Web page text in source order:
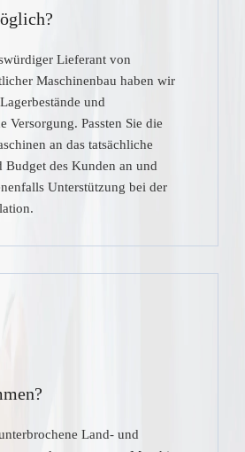
Lieferant von
Maschinenbau haben wir
und
Versorgung. Passten Sie die
an das tatsächliche
Budget des Kunden an und
Unterstützung bei der
Land- und